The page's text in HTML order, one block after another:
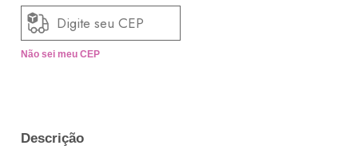
Não sei meu CEP
Descrição